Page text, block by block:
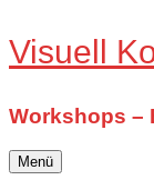
Zum
Inhalt
Visuell
Workshops –
Menü